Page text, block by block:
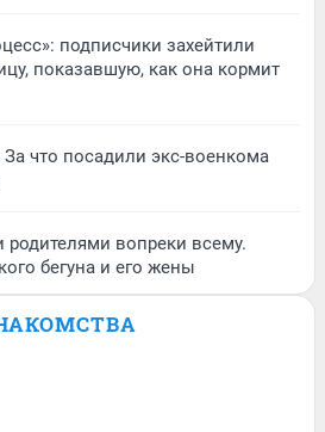
подписчики захейтили
показавшую, как она кормит
что посадили экс-военкома
родителями вопреки всему.
бегуна и его жены